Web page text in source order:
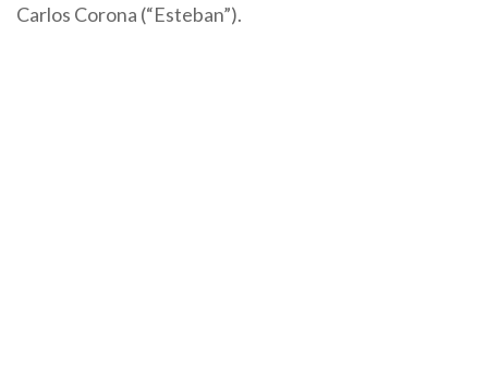
Carlos Corona (“Esteban”).